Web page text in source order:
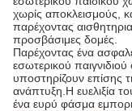
χωρίς αποκλεισμούς,
παρέχοντας
προσβάσιμες δομές.
Παρέχοντας ένα
εσωτερικού
υποστηρίζουν επίσης
ανάπτυξη.Η ευελιξία
ένα ευρύ φάσμα